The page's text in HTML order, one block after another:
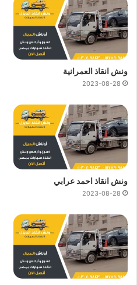
ونش انقاذ العمرانية
2023-08-28
ونش انقاذ احمد عرابي
2023-08-28